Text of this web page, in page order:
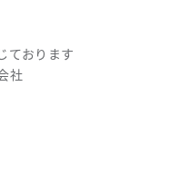
ております
社